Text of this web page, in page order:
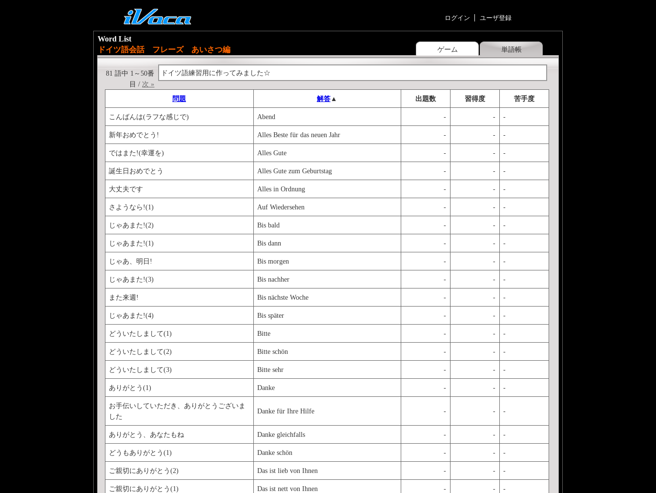
ログイン ユーザ登録
ゲーム 単語帳
Word List
ドイツ語会話 フレーズ あいさつ編
ドイツ語練習用に作ってみました☆
81 語中 1～50番
目 / 次 »
問題
解答▲ 出題数 習得度 苦手度
こんばんは(ラフな感じで) Abend - - -
新年おめでとう! Alles Beste für das neuen Jahr - - -
ではまた!(幸運を) Alles Gute - - -
誕生日おめでとう Alles Gute zum Geburtstag - - -
大丈夫です Alles in Ordnung - - -
さようなら!(1) Auf Wiedersehen - - -
じゃあまた!(2) Bis bald - - -
じゃあまた!(1) Bis dann - - -
じゃあ、明日! Bis morgen - - -
じゃあまた!(3) Bis nachher - - -
また来週! Bis nächste Woche - - -
じゃあまた!(4) Bis später - - -
どういたしまして(1) Bitte - - -
どういたしまして(2) Bitte schön - - -
どういたしまして(3) Bitte sehr - - -
ありがとう(1) Danke - - -
お手伝いしていただき、ありがとうございま
した
Danke für Ihre Hilfe - - -
ありがとう、あなたもね Danke gleichfalls - - -
どうもありがとう(1) Danke schön - - -
ご親切にありがとう(2) Das ist lieb von Ihnen - - -
ご親切にありがとう(1) Das ist nett von Ihnen - - -